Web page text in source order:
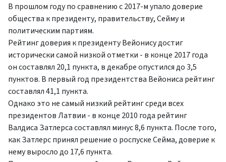
В прошлом году по сравнению с 2017-м упало доверие
общества к президенту, правительству, Сейму и
политическим партиям.
Рейтинг доверия к президенту Вейонису достиг
исторически самой низкой отметки - в конце 2017 года
он составлял 20,1 пункта, в декабре опустился до 3,5
пунктов. В первый год президентства Вейониса рейтинг
составлял 41,1 пункта.
Однако это не самый низкий рейтинг среди всех
президентов Латвии - в конце 2010 года рейтинг
Валдиса Затлерса составлял минус 8,6 пункта. После того,
как Затлерс принял решение о роспуске Сейма, доверие к
нему выросло до 17,6 пункта.